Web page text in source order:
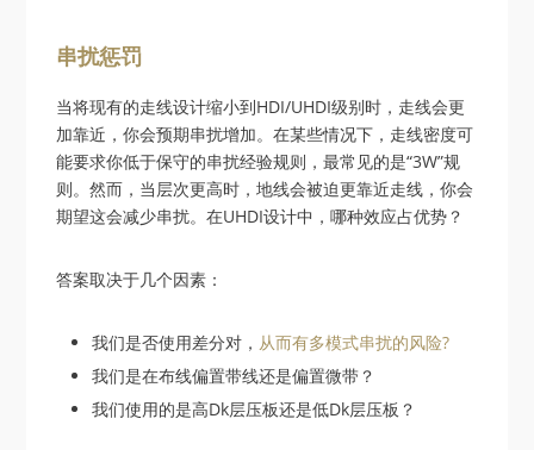
串扰惩罚
当将现有的走线设计缩小到HDI/UHDI级别时，走线会更
加靠近，你会预期串扰增加。在某些情况下，走线密度可
能要求你低于保守的串扰经验规则，最常见的是“3W”规
则。然而，当层次更高时，地线会被迫更靠近走线，你会
期望这会减少串扰。在UHDI设计中，哪种效应占优势？
答案取决于几个因素：
我们是否使用差分对， 从而有多模式串扰的风险?
我们是在布线偏置带线还是偏置微带？
我们使用的是高Dk层压板还是低Dk层压板？